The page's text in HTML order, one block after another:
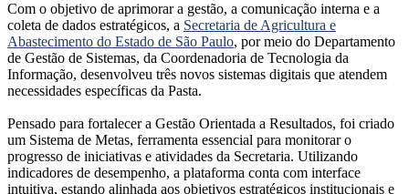
Com o objetivo de aprimorar a gestão, a comunicação interna e a
coleta de dados estratégicos, a Secretaria de Agricultura e
Abastecimento do Estado de São Paulo, por meio do Departamento
de Gestão de Sistemas, da Coordenadoria de Tecnologia da
Informação, desenvolveu três novos sistemas digitais que atendem
necessidades específicas da Pasta.
Pensado para fortalecer a Gestão Orientada a Resultados, foi criado
um Sistema de Metas, ferramenta essencial para monitorar o
progresso de iniciativas e atividades da Secretaria. Utilizando
indicadores de desempenho, a plataforma conta com interface
intuitiva, estando alinhada aos objetivos estratégicos institucionais e